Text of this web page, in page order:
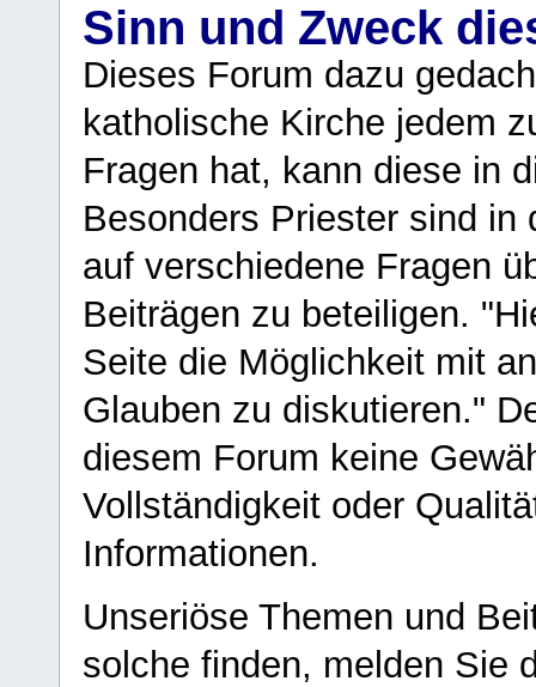
Sinn und Zweck
Dieses Forum dazu
katholische Kirche jedem
Fragen hat, kann diese in
Besonders Priester sind in
auf verschiedene Fragen
Beiträgen zu beteiligen.
Seite die Möglichkeit mit
Glauben zu diskutieren."
diesem Forum keine
Vollständigkeit oder
Informationen.
Unseriöse Themen und
solche finden, melden Sie